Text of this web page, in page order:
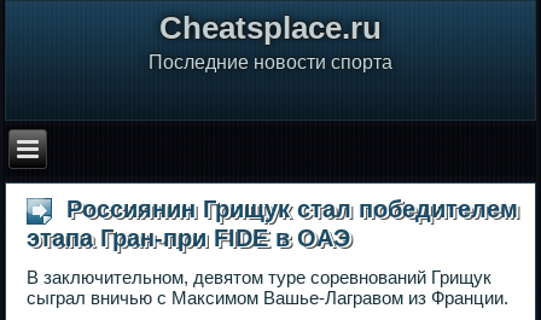
Сheatsplace.ru
Последние новости спорта
Россиянин Грищук стал победителем
этапа Гран-при FIDE в ОАЭ
В заключительном, девятом туре соревнований Грищук
сыграл вничью с Максимом Вашье-Лагравом из Франции.